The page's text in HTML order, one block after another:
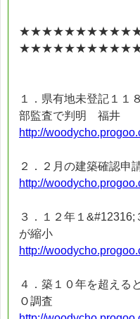
１．県有地未登記１
部監査で判明 福井
http://
２．２月の建築確認申
http://
３．１２年１
が縮小
http://
４．築１０年を超える
Ｏ調査